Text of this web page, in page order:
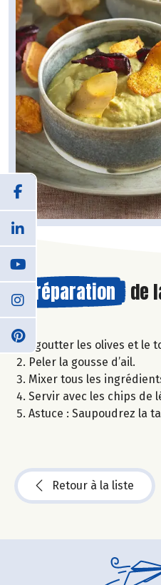
Préparation de
Egoutter les olives et le
Peler la gousse d’ail.
Mixer tous les
Servir avec les chips de
Astuce : Saupoudrez la
Retour à la liste